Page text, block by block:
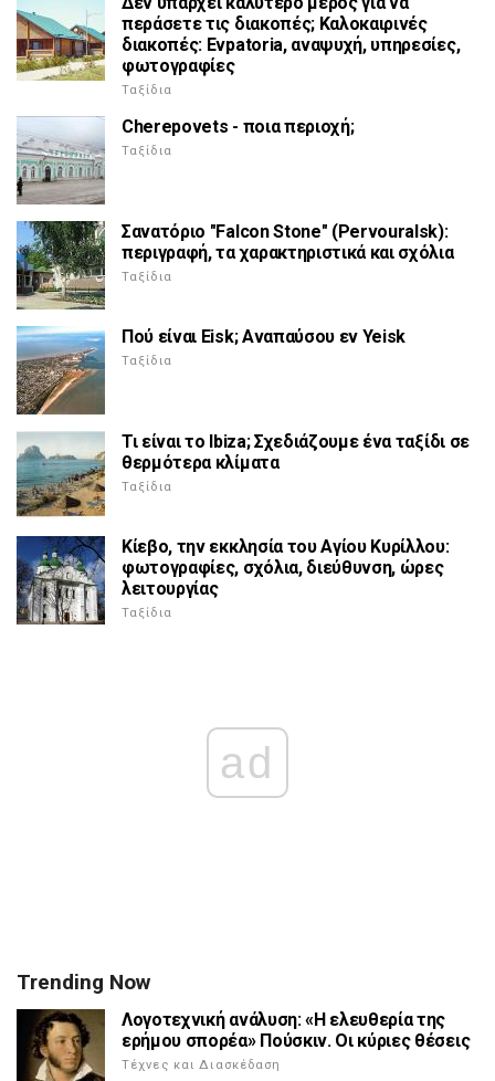
περάσετε τις διακοπές; Καλοκαιρινές
διακοπές: Evpatoria, αναψυχή, υπηρεσίες,
φωτογραφίες
Ταξίδια
Cherepovets - ποια περιοχή;
Ταξίδια
Σανατόριο "Falcon Stone" (Pervouralsk):
περιγραφή, τα χαρακτηριστικά και σχόλια
Ταξίδια
Πού είναι Eisk; Αναπαύσου εν Yeisk
Ταξίδια
Τι είναι το Ibiza; Σχεδιάζουμε ένα ταξίδι σε
θερμότερα κλίματα
Ταξίδια
Κίεβο, την εκκλησία του Αγίου Κυρίλλου:
φωτογραφίες, σχόλια, διεύθυνση, ώρες
λειτουργίας
Ταξίδια
ad
Trending Now
Λογοτεχνική ανάλυση: «Η ελευθερία της
ερήμου σπορέα» Πούσκιν. Οι κύριες θέσεις
Τέχνες και Διασκέδαση